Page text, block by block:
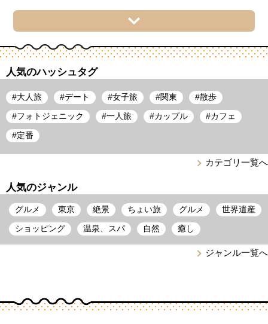
人気のハッシュタグ
大人旅
# デート
# 女子旅
# 関東
# 散歩
#
フォトジェニック
# 一人旅
# カップル
# カフェ
#
定番
#
カテゴリ一覧へ
人気のジャンル
グルメ 東京 絶景 ちょい旅 グルメ
世界遺産
ショッピング
温泉、スパ 自然 癒し
ジャンル一覧へ